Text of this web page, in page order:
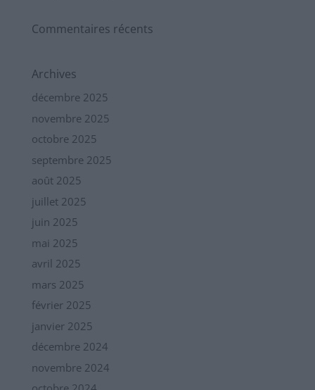
Commentaires récents
Archives
décembre 2025
novembre 2025
octobre 2025
septembre 2025
août 2025
juillet 2025
juin 2025
mai 2025
avril 2025
mars 2025
février 2025
janvier 2025
décembre 2024
novembre 2024